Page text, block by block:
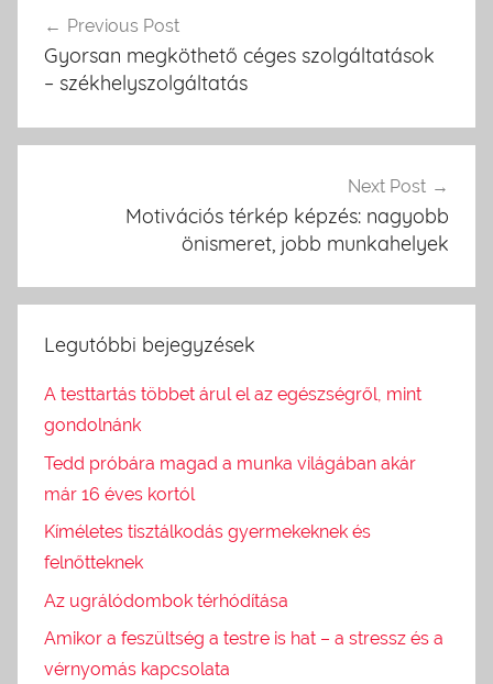
Bejegyzés
navigáció
Previous Post
Gyorsan megköthető céges szolgáltatások
– székhelyszolgáltatás
Next Post
Motivációs térkép képzés: nagyobb
önismeret, jobb munkahelyek
Legutóbbi bejegyzések
A testtartás többet árul el az egészségről, mint
gondolnánk
Tedd próbára magad a munka világában akár
már 16 éves kortól
Kíméletes tisztálkodás gyermekeknek és
felnőtteknek
Az ugrálódombok térhódítása
Amikor a feszültség a testre is hat – a stressz és a
vérnyomás kapcsolata